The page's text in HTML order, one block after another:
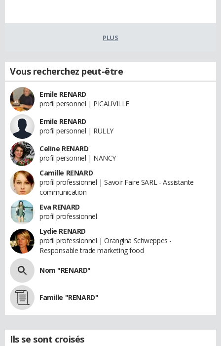
PLUS
Vous recherchez peut-être
Emile RENARD
profil personnel | PICAUVILLE
Emile RENARD
profil personnel | RULLY
Celine RENARD
profil personnel | NANCY
Camille RENARD
profil professionnel | Savoir Faire SARL - Assistante
communication
Eva RENARD
profil professionnel
Lydie RENARD
profil professionnel | Orangina Schweppes -
Responsable trade marketing food
Nom "RENARD"
Famille "RENARD"
Ils se sont croisés